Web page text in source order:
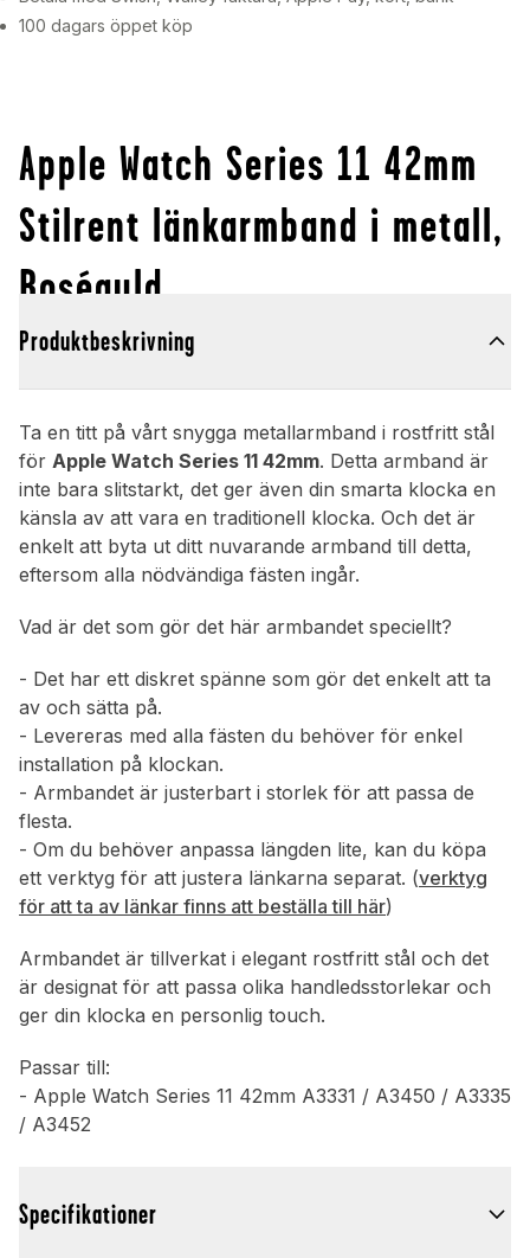
100 dagars öppet köp
Apple Watch Series 11 42mm
Stilrent länkarmband i metall,
Roséguld
Produktbeskrivning
Ta en titt på vårt snygga metallarmband i rostfritt stål
för Apple Watch Series 11 42mm. Detta armband är
inte bara slitstarkt, det ger även din smarta klocka en
känsla av att vara en traditionell klocka. Och det är
enkelt att byta ut ditt nuvarande armband till detta,
eftersom alla nödvändiga fästen ingår.
Vad är det som gör det här armbandet speciellt?
- Det har ett diskret spänne som gör det enkelt att ta
av och sätta på.
- Levereras med alla fästen du behöver för enkel
installation på klockan.
- Armbandet är justerbart i storlek för att passa de
flesta.
- Om du behöver anpassa längden lite, kan du köpa
ett verktyg för att justera länkarna separat. (verktyg
för att ta av länkar finns att beställa till här)
Armbandet är tillverkat i elegant rostfritt stål och det
är designat för att passa olika handledsstorlekar och
ger din klocka en personlig touch.
Passar till:
- Apple Watch Series 11 42mm A3331 / A3450 / A3335
/ A3452
Specifikationer